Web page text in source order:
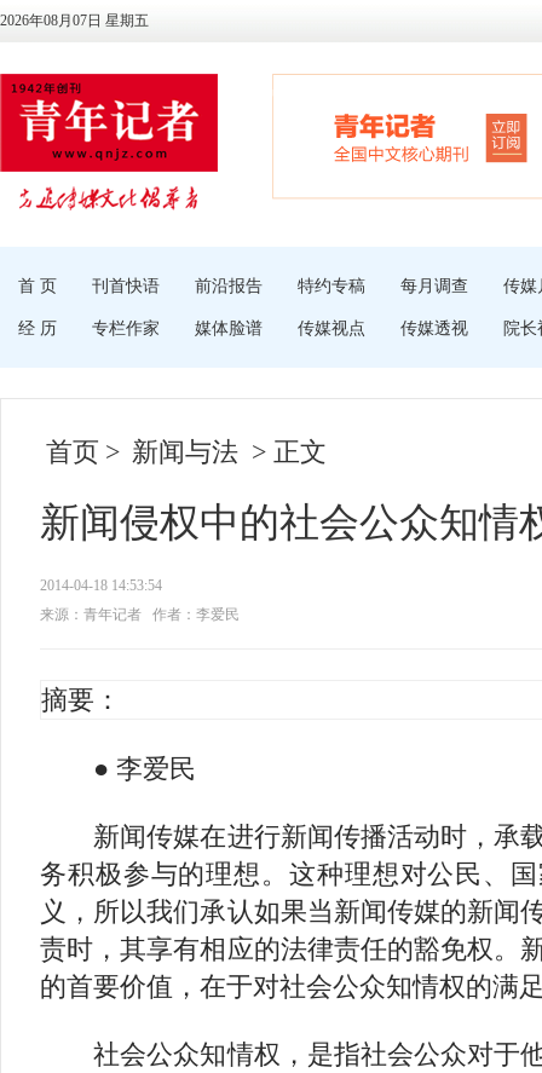
2026年08月07日 星期五
首 页 刊首快语 前沿报告 特约专稿 每月调查 传媒
经 历 专栏作家 媒体脸谱 传媒视点 传媒透视 院长
首页 > 新闻与法 > 正文
新闻侵权中的社会公众知情
2014-04-18 14:53:54
来源：青年记者
作者：李爱民
摘要：
● 李爱民
新闻传媒在进行新闻传播活动时，承
务积极参与的理想。这种理想对公民、
义，所以我们承认如果当新闻传媒的新闻
责时，其享有相应的法律责任的豁免权。
的首要价值，在于对社会公众知情权的满
社会公众知情权，是指社会公众对于